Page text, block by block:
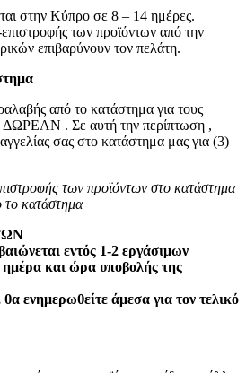
στην Κύπρο σε 8 – 14 ημέρες.
των προϊόντων από την
επιβαρύνουν τον πελάτη.
από το κατάστημα για τους
ΔΩΡΕΑΝ . Σε αυτή την περίπτωση ,
σας στο κατάστημα μας για (3)
των προϊόντων στο κατάστημα
το κατάστημα
εντός 1-2 εργάσιμων
και ώρα υποβολής της
ενημερωθείτε άμεσα για τον τελικό